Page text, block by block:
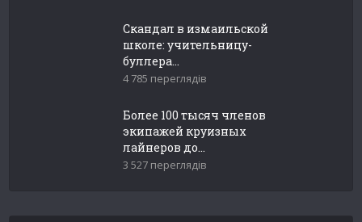
Скандал в измаильской
школе: учительницу-
буллера...
4 785 переглядів
Более 100 тысяч членов
экипажей круизных
лайнеров до...
3 527 переглядів